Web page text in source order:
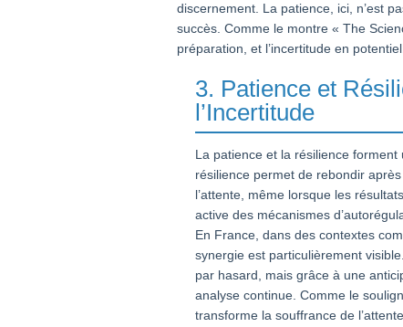
discernement. La patience, ici, n’est
succès. Comme le montre « The
préparation, et l’incertitude en
3. Patience et
l’Incertitude
La patience et la résilience forment
résilience permet de rebondir
l’attente, même lorsque les
active des mécanismes
En France, dans des contextes
synergie est particulièrement
par hasard, mais grâce à une
analyse continue. Comme le
transforme la souffrance de